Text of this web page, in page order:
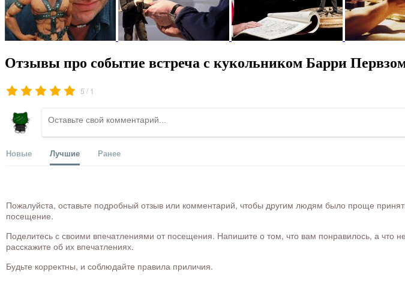
Отзывы про событие встреча с кукольником Барри
5 / 1
Новые Лучшие Ранее
Пожалуйста, оставьте подробный отзыв или комментарий, чтобы другим людям было проще
посещение.
Поделитесь с своими впечатлениями от посещения. Напишите о том, что вам понравилось, а что
расскажите об их впечатлениях.
Будьте корректны, и соблюдайте правила приличия.